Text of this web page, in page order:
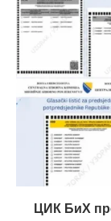
ЦИК БиХ